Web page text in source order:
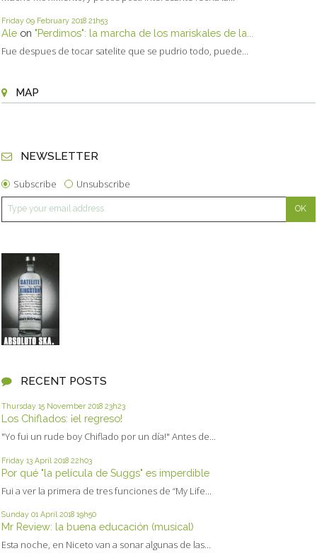
Friday 09 February 2018 21h53
Ale on "Perdimos": la marcha de los mariskales de la...
Fue despues de tocar satelite que se pudrio todo, puede...
MAP
NEWSLETTER
Subscribe Unsubscribe
RECENT POSTS
Thursday 15 November 2018 23h23
Los Chiflados: ¡el regreso!
"Yo fui un rude boy Chiflado por un día!" Antes de...
Friday 13 April 2018 22h03
Por qué "la película de Suggs" es imperdible
Fui a ver la primera de tres funciones de “My Life...
Sunday 01 April 2018 19h50
Mr Review: la buena educación (musical)
Esta noche, en Niceto van a sonar algunas de las...